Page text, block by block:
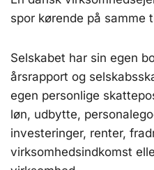
spor kørende på samme
Selskabet har sin egen
årsrapport og
egen personlige
løn, udbytte,
investeringer, renter,
virksomhedsindkomst